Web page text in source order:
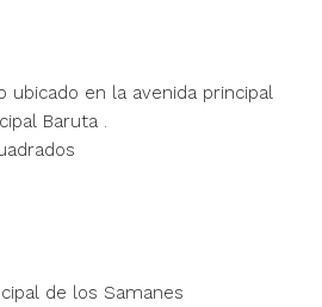
ubicado en la avenida principal
Baruta .
de los Samanes